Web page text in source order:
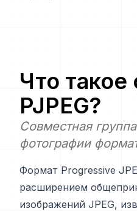
Что
PJPEG?
Совместная
фотографии
Формат Progressive
расширением
изображений JPEG,